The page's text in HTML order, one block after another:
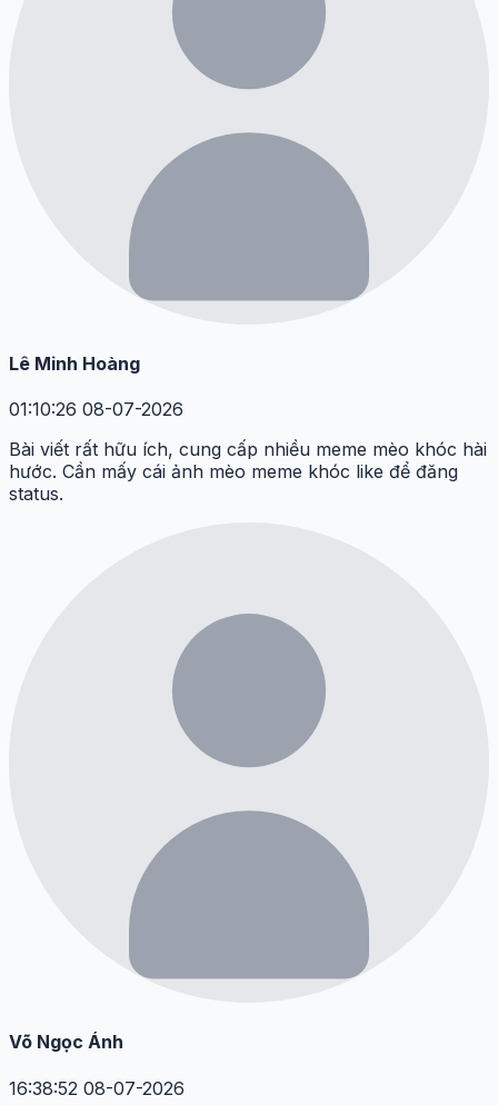
Lê Minh Hoàng
01:10:26 08-07-2026
Bài viết rất hữu ích, cung cấp nhiều meme mèo khóc hài
hước. Cần mấy cái ảnh mèo meme khóc like để đăng
status.
Võ Ngọc Ánh
16:38:52 08-07-2026